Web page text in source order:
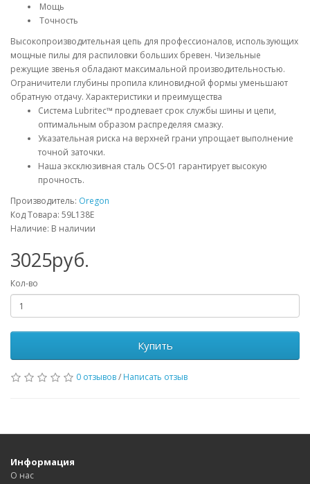
Мощь
Точность
Высокопроизводительная цепь для профессионалов, использующих
мощные пилы для распиловки больших бревен. Чизельные
режущие звенья обладают максимальной производительностью.
Ограничители глубины пропила клиновидной формы уменьшают
обратную отдачу. Характеристики и преимущества
Система Lubritec™ продлевает срок службы шины и цепи,
оптимальным образом распределяя смазку.
Указательная риска на верхней грани упрощает выполнение
точной заточки.
Наша эксклюзивная сталь OCS-01 гарантирует высокую
прочность.
Производитель: Oregon
Код Товара: 59L138E
Наличие: В наличии
3025руб.
Кол-во
Купить
0 отзывов/ Написать отзыв
Информация
О нас